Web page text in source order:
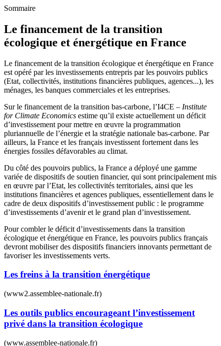
Sommaire
Le financement de la transition
écologique et énergétique en France
Le financement de la transition écologique et énergétique en France
est opéré par les investissements entrepris par les pouvoirs publics
(Etat, collectivités, institutions financières publiques, agences...), les
ménages, les banques commerciales et les entreprises.
Sur le financement de la transition bas-carbone, l’I4CE – Institute
for Climate Economics estime qu’il existe actuellement un déficit
d’investissement pour mettre en œuvre la programmation
pluriannuelle de l’énergie et la stratégie nationale bas-carbone. Par
ailleurs, la France et les français investissent fortement dans les
énergies fossiles défavorables au climat.
Du côté des pouvoirs publics, la France a déployé une gamme
variée de dispositifs de soutien financier, qui sont principalement mis
en œuvre par l’Etat, les collectivités territoriales, ainsi que les
institutions financières et agences publiques, essentiellement dans le
cadre de deux dispositifs d’investissement public : le programme
d’investissements d’avenir et le grand plan d’investissement.
Pour combler le déficit d’investissements dans la transition
écologique et énergétique en France, les pouvoirs publics français
devront mobiliser des dispositifs financiers innovants permettant de
favoriser les investissements verts.
Les freins à la transition énergétique
(www2.assemblee-nationale.fr)
Les outils publics encourageant l’investissement
privé dans la transition écologique
(www.assemblee-nationale.fr)